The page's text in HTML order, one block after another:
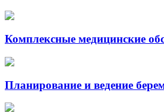
Комплексные медицинские
Планирование и ведение